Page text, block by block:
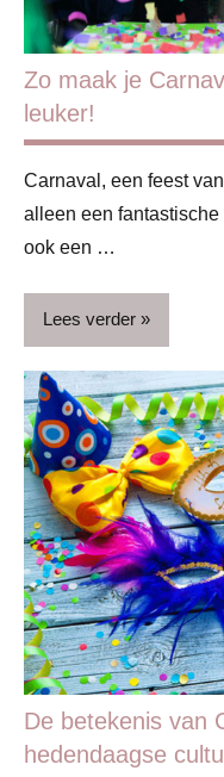
Zo maak je
leuker!
Carnaval, een feest
alleen een
ook een …
Lees verder
Blog
Carnaval
Feestdagen
Lifestyle
De betekenis van
hedendaagse